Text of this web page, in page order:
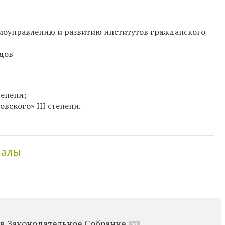
и развитию институтов гражданского
III степени.